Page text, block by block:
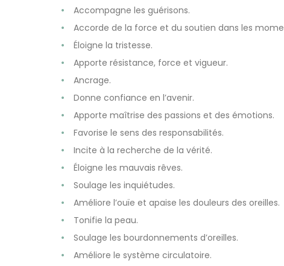
Accompagne les guérisons.
Accorde de la force et du soutien dans les
Éloigne la tristesse.
Apporte résistance, force et vigueur.
Ancrage.
Donne confiance en l’avenir.
Apporte maîtrise des passions et des émotions.
Favorise le sens des responsabilités.
Incite à la recherche de la vérité.
Éloigne les mauvais rêves.
Soulage les inquiétudes.
Améliore l’ouïe et apaise les douleurs des oreilles.
Tonifie la peau.
Soulage les bourdonnements d’oreilles.
Améliore le système circulatoire.